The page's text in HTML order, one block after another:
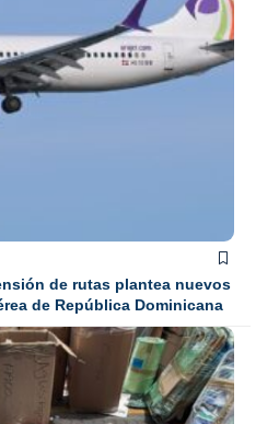
de rutas plantea nuevos
de República Dominicana